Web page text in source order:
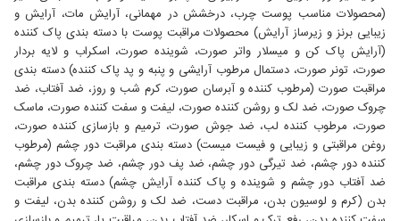
(محصولات مناسب پوست چرب، درخشش در مهمانی، آرایش مات، آرایش و
زیبایی برنز و زیرساز آرایش) محصولات مراقبت پوست با دسته بندی پاک کننده
(آرایش پاک کن و میسلار واتر صورت، شوینده صورت، اسکراب و لایه بردار
صورت، تونر صورت، دستمال مرطوب آرایشی و پنبه و پد پاک کننده) دسته بندی
مراقبت صورت (مرطوب کننده و آبرسان صورت، کرم شب و روز، ضد آفتاب، ضد
چروک صورت، ضد لک و روشن کننده صورت، لیفت و سفت کننده صورت، ماسک
صورت، مرطوب کننده لب، ضد جوش صورت، ترمیم و بازسازی کننده صورت،
روغن مراقبتی و زیبایی و فیست میست) دسته بندی مراقبت دور چشم (مرطوب
کننده دور چشم، ضد تیرگی دور چشم، ضد پف دور چشم، ضد چروک دور چشم،
ضد آفتاب دور چشم و شوینده و پاک کننده آرایش چشم) دسته بندی مراقبت
بدن (کرم و لوسیون بدن، مراقبت دست، ضد لک و روشن کننده بدن، لیفت و